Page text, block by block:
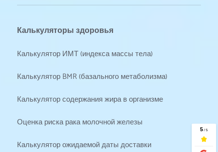
Калькуляторы здоровья
Калькулятор ИМТ (индекса массы тела)
Калькулятор BMR (базального метаболизма)
Калькулятор содержания жира в организме
Оценка риска рака молочной железы
Калькулятор ожидаемой даты доставки